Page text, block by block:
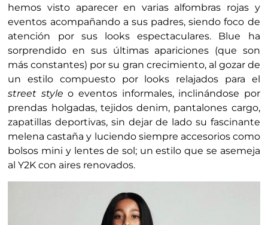
hemos visto aparecer en varias alfombras rojas y
eventos acompañando a sus padres, siendo foco de
atención por sus looks espectaculares. Blue ha
sorprendido en sus últimas apariciones (que son
más constantes) por su gran crecimiento, al gozar de
un estilo compuesto por looks relajados para el
street style o eventos informales, inclinándose por
prendas holgadas, tejidos denim, pantalones cargo,
zapatillas deportivas, sin dejar de lado su fascinante
melena castaña y luciendo siempre accesorios como
bolsos mini y lentes de sol; un estilo que se asemeja
al Y2K con aires renovados.